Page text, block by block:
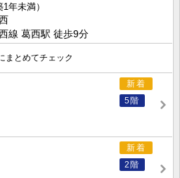
1年未満）
線 葛西駅 徒歩9分
まとめてチェック
新着
5階
新着
2階